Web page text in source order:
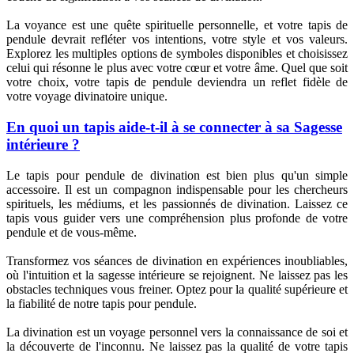
La voyance est une quête spirituelle personnelle, et votre tapis de
pendule devrait refléter vos intentions, votre style et vos valeurs.
Explorez les multiples options de symboles disponibles et choisissez
celui qui résonne le plus avec votre cœur et votre âme. Quel que soit
votre choix, votre tapis de pendule deviendra un reflet fidèle de
votre voyage divinatoire unique.
En quoi un tapis aide-t-il à se connecter à sa Sagesse
intérieure ?
Le tapis pour pendule de divination est bien plus qu'un simple
accessoire. Il est un compagnon indispensable pour les chercheurs
spirituels, les médiums, et les passionnés de divination. Laissez ce
tapis vous guider vers une compréhension plus profonde de votre
pendule et de vous-même.
Transformez vos séances de divination en expériences inoubliables,
où l'intuition et la sagesse intérieure se rejoignent. Ne laissez pas les
obstacles techniques vous freiner. Optez pour la qualité supérieure et
la fiabilité de notre tapis pour pendule.
La divination est un voyage personnel vers la connaissance de soi et
la découverte de l'inconnu. Ne laissez pas la qualité de votre tapis